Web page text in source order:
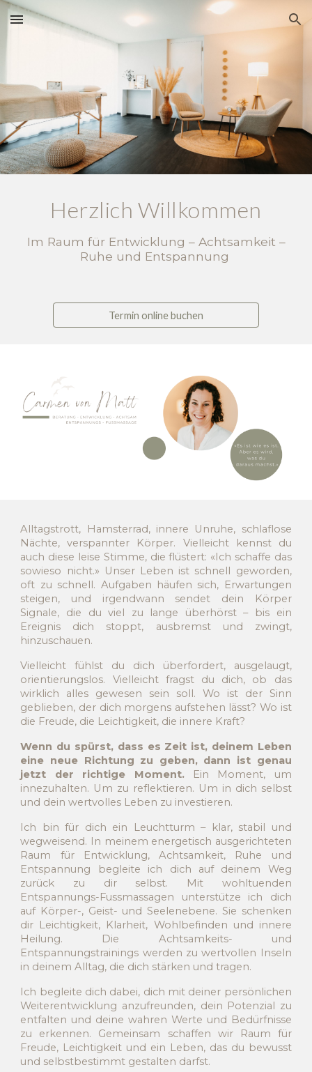
Skip to main content Skip to navigation
Herzlich Willkommen
Im Raum für Entwicklung – Achtsamkeit –
Ruhe und Entspannung
Termin online buchen
Alltagstrott, Hamsterrad, innere Unruhe, schlaflose
Nächte, verspannter Körper. Vielleicht kennst du
auch diese leise Stimme, die flüstert: «Ich schaffe das
sowieso nicht.» Unser Leben ist schnell geworden,
oft zu schnell. Aufgaben häufen sich, Erwartungen
steigen, und irgendwann sendet dein Körper
Signale, die du viel zu lange überhörst – bis ein
Ereignis dich stoppt, ausbremst und zwingt,
hinzuschauen.
Vielleicht fühlst du dich überfordert, ausgelaugt,
orientierungslos. Vielleicht fragst du dich, ob das
wirklich alles gewesen sein soll. Wo ist der Sinn
geblieben, der dich morgens aufstehen lässt? Wo ist
die Freude, die Leichtigkeit, die innere Kraft?
Wenn du spürst, dass es Zeit ist, deinem Leben
eine neue Richtung zu geben, dann ist genau
jetzt der richtige Moment.Ein Moment, um
innezuhalten. Um zu reflektieren. Um in dich selbst
und dein wertvolles Leben zu investieren.
Ich bin für dich ein Leuchtturm – klar, stabil und
wegweisend. In meinem energetisch ausgerichteten
Raum für Entwicklung, Achtsamkeit, Ruhe und
Entspannung begleite ich dich auf deinem Weg
zurück zu dir selbst. Mit wohltuenden
Entspannungs-Fussmassagen unterstütze ich dich
auf Körper-, Geist- und Seelenebene. Sie schenken
dir Leichtigkeit, Klarheit, Wohlbefinden und innere
Heilung. Die Achtsamkeits- und
Entspannungstrainings werden zu wertvollen Inseln
in deinem Alltag, die dich stärken und tragen.
Ich begleite dich dabei, dich mit deiner persönlichen
Weiterentwicklung anzufreunden, dein Potenzial zu
entfalten und deine wahren Werte und Bedürfnisse
zu erkennen. Gemeinsam schaffen wir Raum für
Freude, Leichtigkeit und ein Leben, das du bewusst
und selbstbestimmt gestalten darfst.